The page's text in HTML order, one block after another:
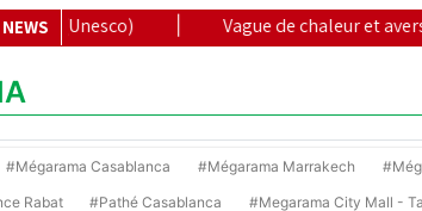
| Vague de chaleur et averses orageuses
#Mégarama Casablanca #Mégarama Marrakech
Rabat #Pathé Casablanca #Megarama City Mall -